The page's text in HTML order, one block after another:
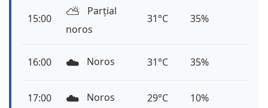
15:00 ⛅️
Parțial
noros
31°C 35%
16:00 ☁️ Noros 31°C 35%
17:00 ☁️ Noros 29°C 10%